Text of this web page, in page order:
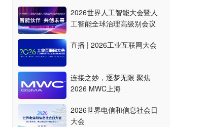
2026世界人工智能大会暨人
工智能全球治理高级别会议
直播 | 2026工业互联网大会
连接之妙，逐梦无限 聚焦
2026 MWC上海
2026世界电信和信息社会日
大会